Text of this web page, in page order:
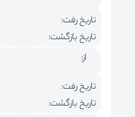
تاریخ رفت:
تاریخ بازگشت:
از:
تاریخ رفت:
تاریخ بازگشت: